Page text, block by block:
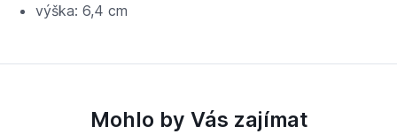
výška: 6,4 cm
Mohlo by Vás zajímat